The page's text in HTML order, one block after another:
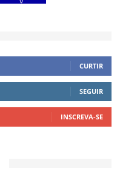
CURTIR
SEGUIR
INSCREVA-SE